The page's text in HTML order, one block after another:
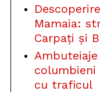
Mamaia:
Carpați și
Ambuteiaje
cu traficul